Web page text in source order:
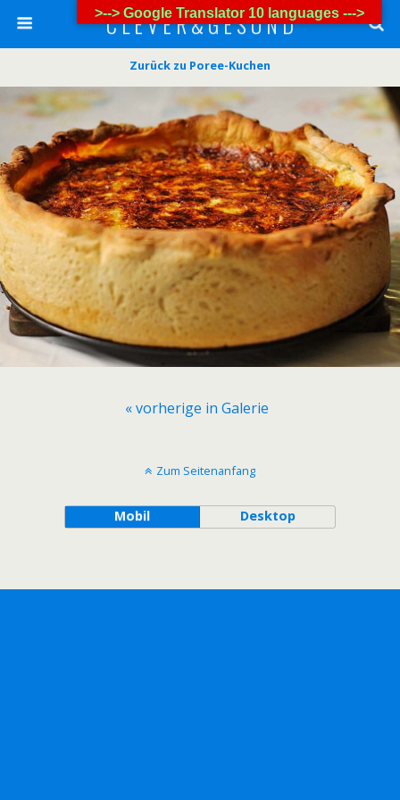
C L E V E R & G E S U N D
Zurück zu Poree-Kuchen
« vorherige in Galerie
Zum Seitenanfang
Mobil Desktop
>--> Google Translator 10 languages --->